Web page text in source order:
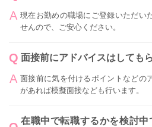
現在お勤めの職場にご登録いただい
せんので、ご安心ください。
面接前にアドバイスはしても
面接前に気を付けるポイントなどの
があれば模擬面接なども行います。
在職中で転職するかを検討